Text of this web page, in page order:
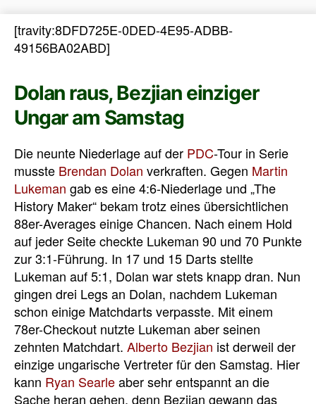
[travity:8DFD725E-0DED-4E95-ADBB-
49156BA02ABD]
Dolan raus, Bezjian einziger
Ungar am Samstag
Die neunte Niederlage auf der PDC-Tour in Serie
musste Brendan Dolan verkraften. Gegen Martin
Lukeman gab es eine 4:6-Niederlage und „The
History Maker“ bekam trotz eines übersichtlichen
88er-Averages einige Chancen. Nach einem Hold
auf jeder Seite checkte Lukeman 90 und 70 Punkte
zur 3:1-Führung. In 17 und 15 Darts stellte
Lukeman auf 5:1, Dolan war stets knapp dran. Nun
gingen drei Legs an Dolan, nachdem Lukeman
schon einige Matchdarts verpasste. Mit einem
78er-Checkout nutzte Lukeman aber seinen
zehnten Matchdart. Alberto Bezjian ist derweil der
einzige ungarische Vertreter für den Samstag. Hier
kann Ryan Searleaber sehr entspannt an die
Sache heran gehen, denn Bezjian gewann das